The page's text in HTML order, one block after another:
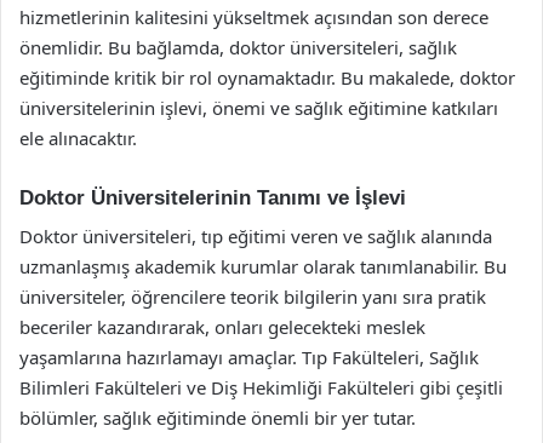
hizmetlerinin kalitesini yükseltmek açısından son derece
önemlidir. Bu bağlamda, doktor üniversiteleri, sağlık
eğitiminde kritik bir rol oynamaktadır. Bu makalede, doktor
üniversitelerinin işlevi, önemi ve sağlık eğitimine katkıları
ele alınacaktır.
Doktor Üniversitelerinin Tanımı ve İşlevi
Doktor üniversiteleri, tıp eğitimi veren ve sağlık alanında
uzmanlaşmış akademik kurumlar olarak tanımlanabilir. Bu
üniversiteler, öğrencilere teorik bilgilerin yanı sıra pratik
beceriler kazandırarak, onları gelecekteki meslek
yaşamlarına hazırlamayı amaçlar. Tıp Fakülteleri, Sağlık
Bilimleri Fakülteleri ve Diş Hekimliği Fakülteleri gibi çeşitli
bölümler, sağlık eğitiminde önemli bir yer tutar.